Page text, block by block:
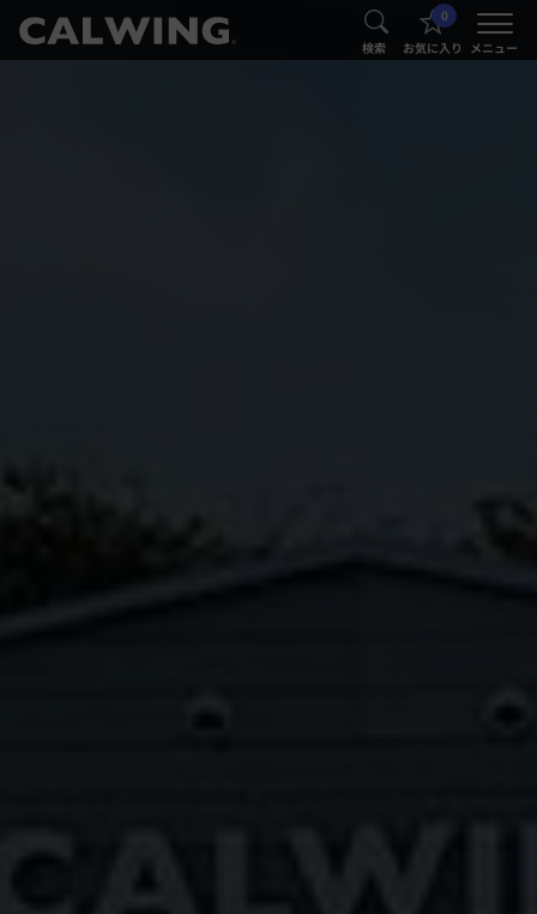
® 検索
0
お気に入り メニュー
®